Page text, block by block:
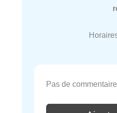
Pas de commentaire